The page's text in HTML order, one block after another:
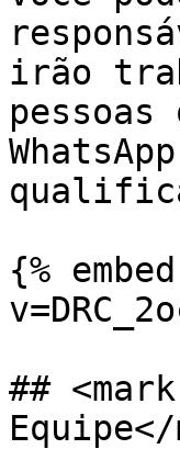
irão
{%
##
Equipe</